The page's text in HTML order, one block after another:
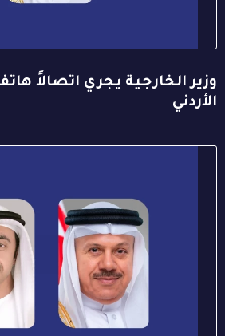
وزير الخارجية يجري اتصالاً
الأردني